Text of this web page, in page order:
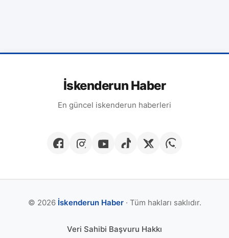
İskenderun Haber
En güncel iskenderun haberleri
© 2026 İskenderun Haber· Tüm hakları saklıdır.
Veri Sahibi Başvuru Hakkı